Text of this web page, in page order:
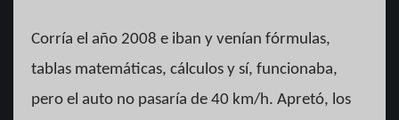
Corría el año 2008 e iban y venían fórmulas,
tablas matemáticas, cálculos y sí, funcionaba,
pero el auto no pasaría de 40 km/h. Apretó, los